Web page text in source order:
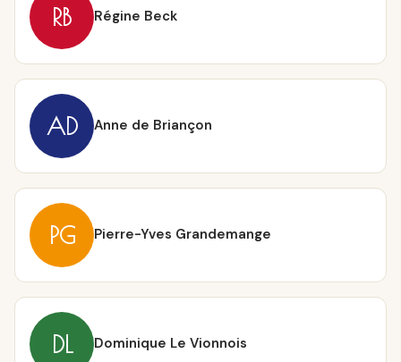
RB Régine Beck
AD Anne de Briançon
PG Pierre-Yves Grandemange
DL Dominique Le Vionnois